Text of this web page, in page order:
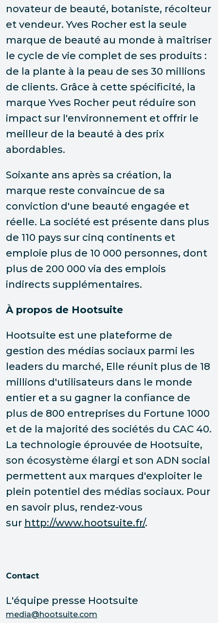
novateur de beauté, botaniste, récolteur
et vendeur. Yves Rocher est la seule
marque de beauté au monde à maîtriser
le cycle de vie complet de ses produits :
de la plante à la peau de ses 30 millions
de clients. Grâce à cette spécificité, la
marque Yves Rocher peut réduire son
impact sur l'environnement et offrir le
meilleur de la beauté à des prix
abordables.
Soixante ans après sa création, la
marque reste convaincue de sa
conviction d'une beauté engagée et
réelle. La société est présente dans plus
de 110 pays sur cinq continents et
emploie plus de 10 000 personnes, dont
plus de 200 000 via des emplois
indirects supplémentaires.
À propos de Hootsuite
Hootsuite est une plateforme de
gestion des médias sociaux parmi les
leaders du marché, Elle réunit plus de 18
millions d'utilisateurs dans le monde
entier et a su gagner la confiance de
plus de 800 entreprises du Fortune 1000
et de la majorité des sociétés du CAC 40.
La technologie éprouvée de Hootsuite,
son écosystème élargi et son ADN social
permettent aux marques d'exploiter le
plein potentiel des médias sociaux. Pour
en savoir plus, rendez-vous
sur http://www.hootsuite.fr/.
Contact
L'équipe presse Hootsuite
media@hootsuite.com